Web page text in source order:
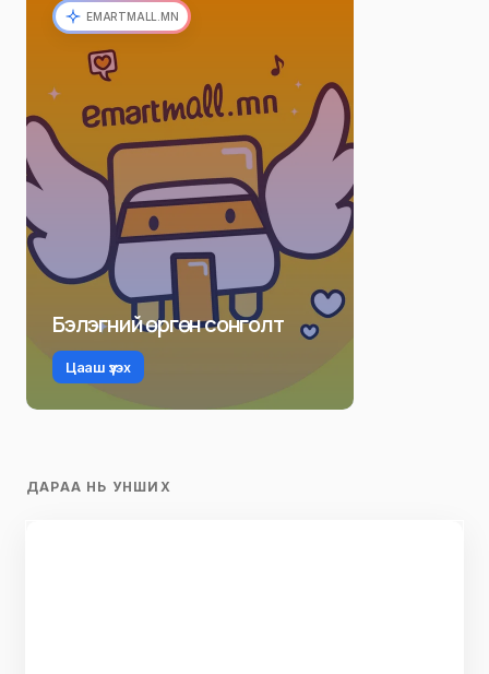
EMARTMALL.MN
Бэлэгний өргөн сонголт
Цааш үзэх
ДАРАА НЬ УНШИХ